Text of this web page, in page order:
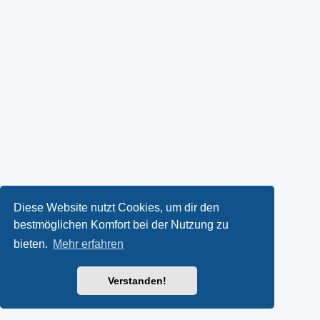
Diese Website nutzt Cookies, um dir den
bestmöglichen Komfort bei der Nutzung zu
bieten. Mehr erfahren
Verstanden!